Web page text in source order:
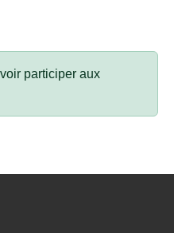
participer aux